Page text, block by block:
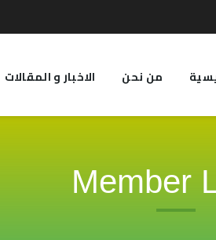
من نحن الاخبار و المقالات
Member